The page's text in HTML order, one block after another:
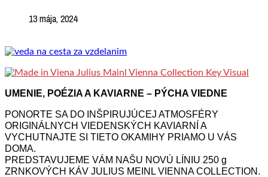
13 mája, 2024
UMENIE, POÉZIA A KAVIARNE – PÝCHA VIEDNE
PONORTE SA DO INŠPIRUJÚCEJ ATMOSFÉRY
ORIGINÁLNYCH VIEDENSKÝCH KAVIARNÍ A
VYCHUTNAJTE SI TIETO OKAMIHY PRIAMO U VÁS
DOMA.
PREDSTAVUJEME VÁM NAŠU NOVÚ LÍNIU 250 g
ZRNKOVÝCH KÁV JULIUS MEINL VIENNA COLLECTION.